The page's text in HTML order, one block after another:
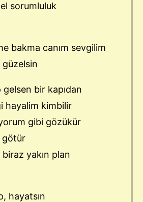
sorumluluk
bakma canım sevgilim
gelsen bir kapıdan
hayalim kimbilir
gibi gözükür
götür
yakın plan
hayatsın